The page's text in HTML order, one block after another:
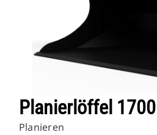
Planierlöffel
Planieren